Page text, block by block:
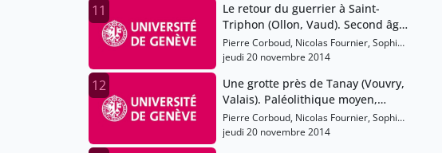
11
Le retour du guerrier à Saint-
Triphon (Ollon, Vaud). Second âge
du Fer, vers 300 av. J.-C.
Pierre Corboud, Nicolas Fournier, Sophie
Gardaz
jeudi 20 novembre 2014
12
Une grotte près de Tanay (Vouvry,
Valais). Paléolithique moyen,
Moustérien, vers -35'000
Pierre Corboud, Nicolas Fournier, Sophie
Gardaz
jeudi 20 novembre 2014